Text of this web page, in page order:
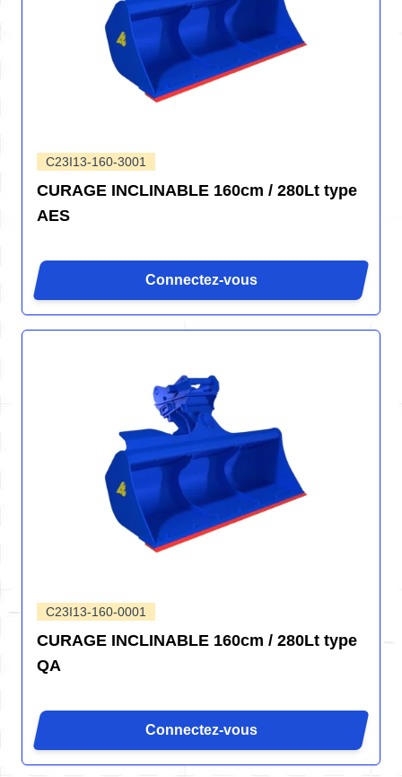
C23I13-160-3001
CURAGE INCLINABLE 160cm / 280Lt type
AES
Connectez-vous
C23I13-160-0001
CURAGE INCLINABLE 160cm / 280Lt type
QA
Connectez-vous